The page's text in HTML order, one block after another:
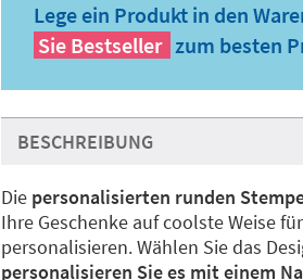
Lege ein Produkt in den
Sie Bestseller zum besten
BESCHREIBUNG
Die personalisierten runden
Ihre Geschenke auf coolste Weise
personalisieren. Wählen Sie das
personalisieren Sie es mit einem